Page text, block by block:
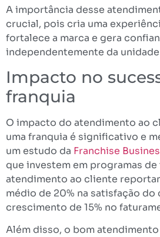
A importância desse
crucial, pois cria uma
fortalece a marca e gera
independentemente da
Impacto no
franquia
O impacto do atendimento ao
uma franquia é significativo e
um estudo da Franchise
que investem em programas
atendimento ao cliente
médio de 20% na satisfação do
crescimento de 15% no
Além disso, o bom